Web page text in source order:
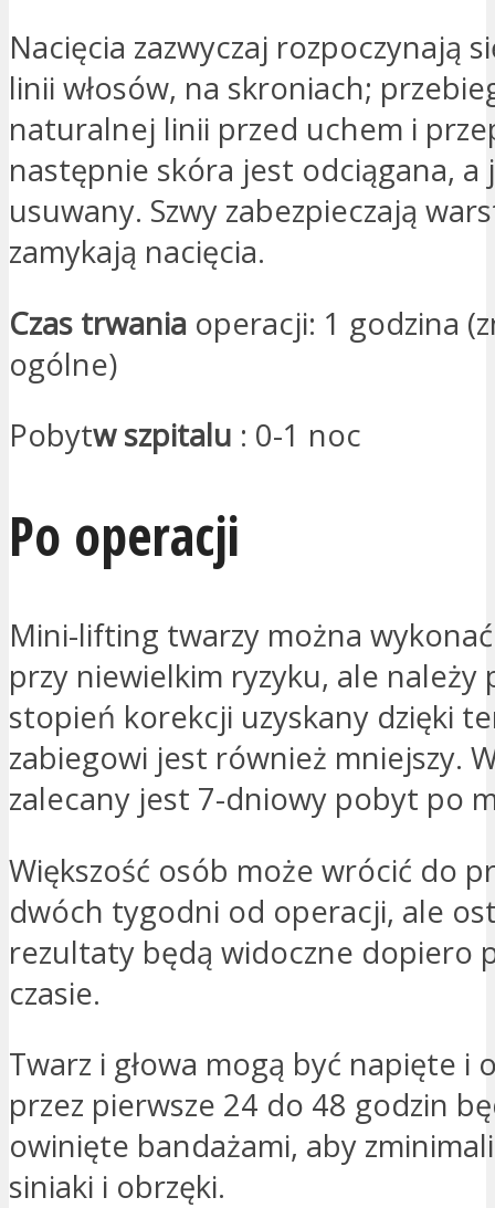
Nacięcia zazwyczaj rozpoczynają
linii włosów, na skroniach;
naturalnej linii przed uchem i
następnie skóra jest odciągana, a
usuwany. Szwy zabezpieczają
zamykają nacięcia.
Czas trwania operacji: 1 godzina
ogólne)
Pobytw szpitalu : 0-1 noc
Po operacji
Mini-lifting twarzy można
przy niewielkim ryzyku, ale należy
stopień korekcji uzyskany dzięki
zabiegowi jest również mniejszy.
zalecany jest 7-dniowy pobyt po
Większość osób może wrócić do
dwóch tygodni od operacji, ale
rezultaty będą widoczne dopiero
czasie.
Twarz i głowa mogą być napięte i
przez pierwsze 24 do 48 godzin
owinięte bandażami, aby
siniaki i obrzęki.